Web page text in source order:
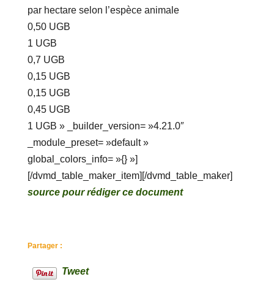
par hectare selon l’espèce animale
0,50 UGB
1 UGB
0,7 UGB
0,15 UGB
0,15 UGB
0,45 UGB
1 UGB » _builder_version= »4.21.0″
_module_preset= »default »
global_colors_info= »{} »]
[/dvmd_table_maker_item][/dvmd_table_maker]
source pour rédiger ce document
Partager :
Tweet